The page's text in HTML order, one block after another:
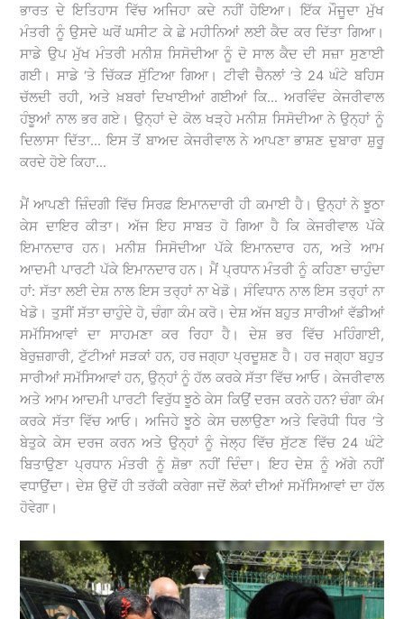
ਭਾਰਤ ਦੇ ਇਤਿਹਾਸ ਵਿੱਚ ਅਜਿਹਾ ਕਦੇ ਨਹੀਂ ਹੋਇਆ। ਇੱਕ ਮੌਜੂਦਾ ਮੁੱਖ
ਮੰਤਰੀ ਨੂੰ ਉਸਦੇ ਘਰੋਂ ਘਸੀਟ ਕੇ ਛੇ ਮਹੀਨਿਆਂ ਲਈ ਕੈਦ ਕਰ ਦਿੱਤਾ ਗਿਆ।
ਸਾਡੇ ਉਪ ਮੁੱਖ ਮੰਤਰੀ ਮਨੀਸ਼ ਸਿਸੋਦੀਆ ਨੂੰ ਦੋ ਸਾਲ ਕੈਦ ਦੀ ਸਜ਼ਾ ਸੁਣਾਈ
ਗਈ। ਸਾਡੇ ‘ਤੇ ਚਿੱਕੜ ਸੁੱਟਿਆ ਗਿਆ। ਟੀਵੀ ਚੈਨਲਾਂ ‘ਤੇ 24 ਘੰਟੇ ਬਹਿਸ
ਚੱਲਦੀ ਰਹੀ, ਅਤੇ ਖ਼ਬਰਾਂ ਦਿਖਾਈਆਂ ਗਈਆਂ ਕਿ… ਅਰਵਿੰਦ ਕੇਜਰੀਵਾਲ
ਹੰਝੂਆਂ ਨਾਲ ਭਰ ਗਏ। ਉਨ੍ਹਾਂ ਦੇ ਕੋਲ ਖੜ੍ਹੇ ਮਨੀਸ਼ ਸਿਸੋਦੀਆ ਨੇ ਉਨ੍ਹਾਂ ਨੂੰ
ਦਿਲਾਸਾ ਦਿੱਤਾ… ਇਸ ਤੋਂ ਬਾਅਦ ਕੇਜਰੀਵਾਲ ਨੇ ਆਪਣਾ ਭਾਸ਼ਣ ਦੁਬਾਰਾ ਸ਼ੁਰੂ
ਕਰਦੇ ਹੋਏ ਕਿਹਾ…
ਮੈਂ ਆਪਣੀ ਜ਼ਿੰਦਗੀ ਵਿੱਚ ਸਿਰਫ਼ ਇਮਾਨਦਾਰੀ ਹੀ ਕਮਾਈ ਹੈ। ਉਨ੍ਹਾਂ ਨੇ ਝੂਠਾ
ਕੇਸ ਦਾਇਰ ਕੀਤਾ। ਅੱਜ ਇਹ ਸਾਬਤ ਹੋ ਗਿਆ ਹੈ ਕਿ ਕੇਜਰੀਵਾਲ ਪੱਕੇ
ਇਮਾਨਦਾਰ ਹਨ। ਮਨੀਸ਼ ਸਿਸੋਦੀਆ ਪੱਕੇ ਇਮਾਨਦਾਰ ਹਨ, ਅਤੇ ਆਮ
ਆਦਮੀ ਪਾਰਟੀ ਪੱਕੇ ਇਮਾਨਦਾਰ ਹਨ। ਮੈਂ ਪ੍ਰਧਾਨ ਮੰਤਰੀ ਨੂੰ ਕਹਿਣਾ ਚਾਹੁੰਦਾ
ਹਾਂ: ਸੱਤਾ ਲਈ ਦੇਸ਼ ਨਾਲ ਇਸ ਤਰ੍ਹਾਂ ਨਾ ਖੇਡੋ। ਸੰਵਿਧਾਨ ਨਾਲ ਇਸ ਤਰ੍ਹਾਂ ਨਾ
ਖੇਡੋ। ਤੁਸੀਂ ਸੱਤਾ ਚਾਹੁੰਦੇ ਹੋ, ਚੰਗਾ ਕੰਮ ਕਰੋ। ਦੇਸ਼ ਅੱਜ ਬਹੁਤ ਸਾਰੀਆਂ ਵੱਡੀਆਂ
ਸਮੱਸਿਆਵਾਂ ਦਾ ਸਾਹਮਣਾ ਕਰ ਰਿਹਾ ਹੈ। ਦੇਸ਼ ਭਰ ਵਿੱਚ ਮਹਿੰਗਾਈ,
ਬੇਰੁਜ਼ਗਾਰੀ, ਟੁੱਟੀਆਂ ਸੜਕਾਂ ਹਨ, ਹਰ ਜਗ੍ਹਾ ਪ੍ਰਦੂਸ਼ਣ ਹੈ। ਹਰ ਜਗ੍ਹਾ ਬਹੁਤ
ਸਾਰੀਆਂ ਸਮੱਸਿਆਵਾਂ ਹਨ, ਉਨ੍ਹਾਂ ਨੂੰ ਹੱਲ ਕਰਕੇ ਸੱਤਾ ਵਿੱਚ ਆਓ। ਕੇਜਰੀਵਾਲ
ਅਤੇ ਆਮ ਆਦਮੀ ਪਾਰਟੀ ਵਿਰੁੱਧ ਝੂਠੇ ਕੇਸ ਕਿਉਂ ਦਰਜ ਕਰਨੇ ਹਨ? ਚੰਗਾ ਕੰਮ
ਕਰਕੇ ਸੱਤਾ ਵਿੱਚ ਆਓ। ਅਜਿਹੇ ਝੂਠੇ ਕੇਸ ਚਲਾਉਣਾ ਅਤੇ ਵਿਰੋਧੀ ਧਿਰ ‘ਤੇ
ਬੇਤੁਕੇ ਕੇਸ ਦਰਜ ਕਰਨ ਅਤੇ ਉਨ੍ਹਾਂ ਨੂੰ ਜੇਲ੍ਹ ਵਿੱਚ ਸੁੱਟਣ ਵਿੱਚ 24 ਘੰਟੇ
ਬਿਤਾਉਣਾ ਪ੍ਰਧਾਨ ਮੰਤਰੀ ਨੂੰ ਸ਼ੋਭਾ ਨਹੀਂ ਦਿੰਦਾ। ਇਹ ਦੇਸ਼ ਨੂੰ ਅੱਗੇ ਨਹੀਂ
ਵਧਾਉਂਦਾ। ਦੇਸ਼ ਉਦੋਂ ਹੀ ਤਰੱਕੀ ਕਰੇਗਾ ਜਦੋਂ ਲੋਕਾਂ ਦੀਆਂ ਸਮੱਸਿਆਵਾਂ ਦਾ ਹੱਲ
ਹੋਵੇਗਾ।